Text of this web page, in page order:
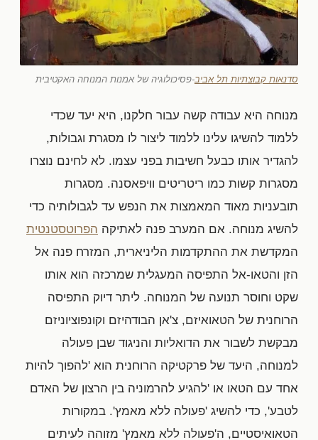
סדנאות קבוצתיות תל אביב-פסיכולוגיה של אמנות המנוחה האקטיבית
מנוחה היא עבודה קשה עבור חלקנו, היא יעד שכדי
ללמוד להשיגו עלינו ללמוד ליצור לו מסגרת וגבולות,
להגדיר אותו כבעל חשיבות בפני עצמו. לא לחינם נוצרו
מסגרות קשות כמו ריטריטים וויפאסנה. מסגרות
תובעניות מאוד המאמצות את הנפש עד לגבולותיה כדי
להשיג מנוחה. אם המערב פנה לאתיקה הפרוטסטנטית
המקדשת את ההתקדמות הליניארית, המזרח פנה אל
הזן והטאו-אל התפיסה המעגלית שמרכזה הוא אותו
שקט וחוסר תנועה של המנוחה. ליתר דיוק התפיסה
הרוחנית של הטאואיזם, צ'אן הבודהיזם וקונפוציוניזם
מבקשת לשבור את הדואליות והניגוד שבן פעולה
למנוחה, היעד של פרקטיקה הרוחנית הוא 'להפוך להיות
אחד עם הטאו או 'להגיע להרמוניה בין הרצון של האדם
לטבע', כדי להשיג 'פעולה ללא מאמץ'. במקורות
הטאואיסטיים, ה'פעולה ללא מאמץ' מזוהה לעיתים